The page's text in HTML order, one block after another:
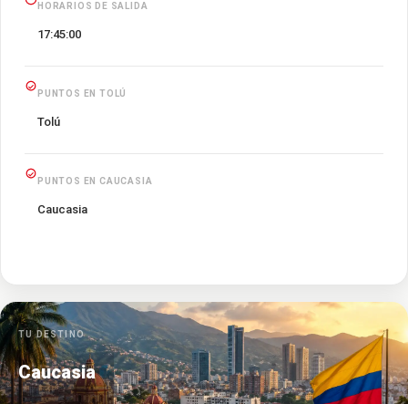
HORARIOS DE SALIDA
17:45:00
PUNTOS EN TOLÚ
Tolú
PUNTOS EN CAUCASIA
Caucasia
TU DESTINO
Caucasia